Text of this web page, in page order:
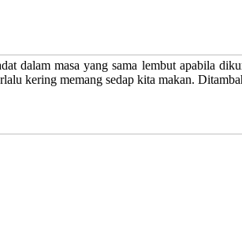
dalam masa yang sama lembut apabila
kering memang sedap kita makan.